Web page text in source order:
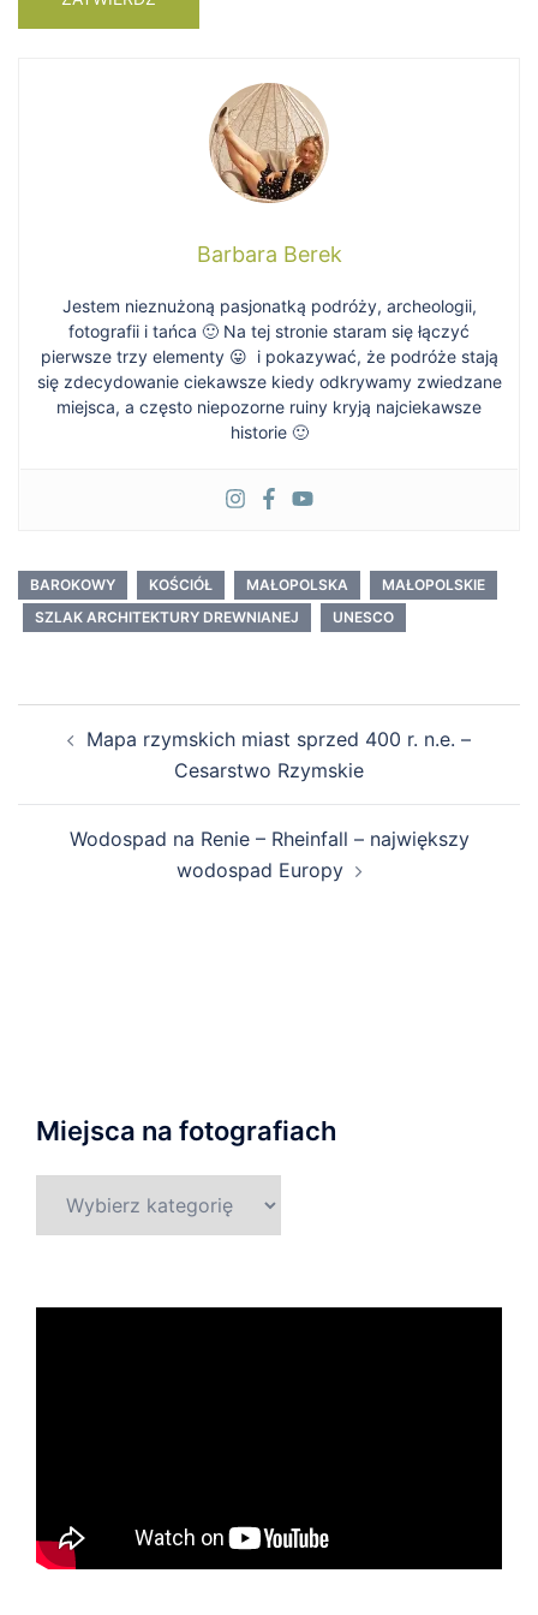
Barbara Berek
Jestem nieznużoną pasjonatką podróży, archeologii,
fotografii i tańca 🙂 Na tej stronie staram się łączyć
pierwsze trzy elementy 😛 i pokazywać, że podróże stają
się zdecydowanie ciekawsze kiedy odkrywamy zwiedzane
miejsca, a często niepozorne ruiny kryją najciekawsze
historie 🙂
BAROKOWY KOŚCIÓŁ MAŁOPOLSKA
MAŁOPOLSKIE
SZLAK ARCHITEKTURY DREWNIANEJ
UNESCO
wpisyMapa rzymskich miast sprzed 400 r. n.e. –
Cesarstwo Rzymskie
Wodospad na Renie – Rheinfall – największy
wodospad Europy
Miejsca na fotografiach